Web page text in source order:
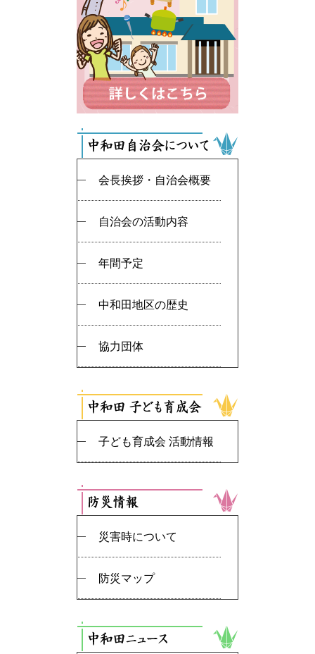
会長挨拶・自治会概要
自治会の活動内容
年間予定
中和田地区の歴史
協力団体
子ども育成会 活動情報
災害時について
防災マップ